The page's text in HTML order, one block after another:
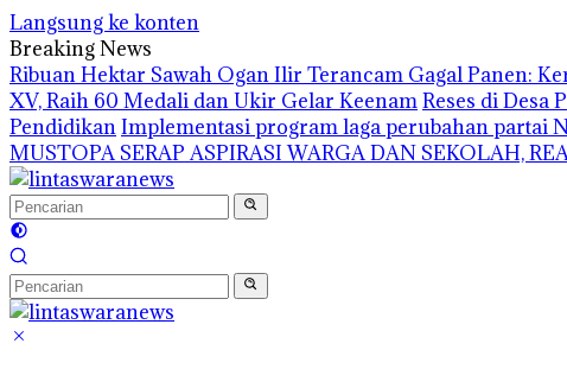
Langsung ke konten
Breaking News
Ribuan Hektar Sawah Ogan Ilir Terancam Gagal Panen:
XV, Raih 60 Medali dan Ukir Gelar KeenamReses di Desa
PendidikanImplementasi program laga perubahan partai
MUSTOPA SERAP ASPIRASI WARGA DAN SEKOLAH,